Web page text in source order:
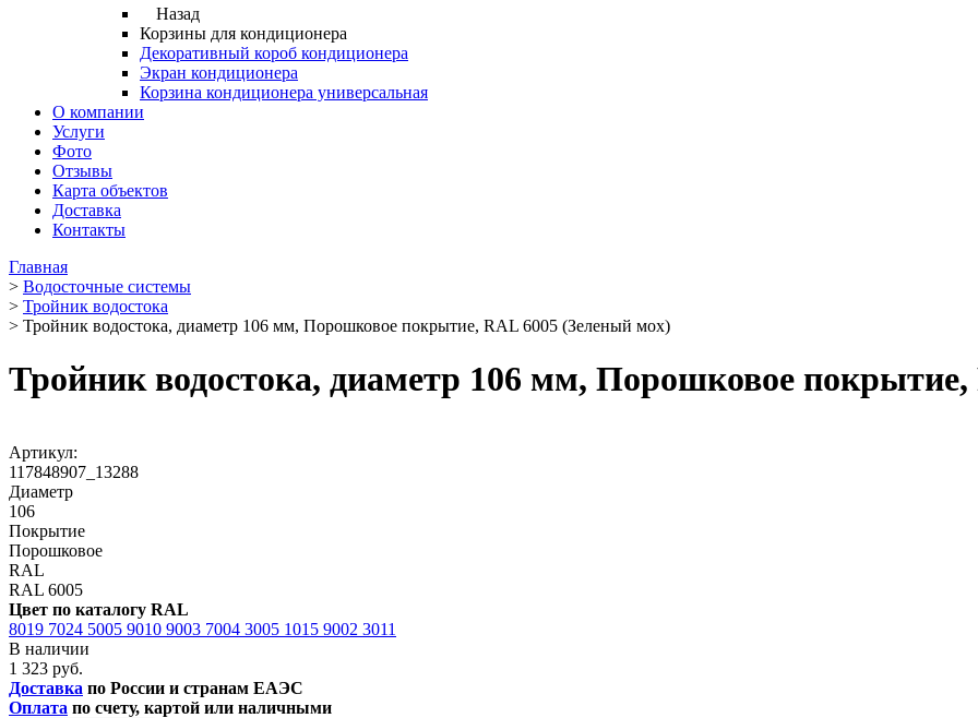
Назад
Корзины для кондиционера
Декоративный короб кондиционера
Экран кондиционера
Корзина кондиционера универсальная
О компании
Услуги
Фото
Отзывы
Карта объектов
Доставка
Контакты
Главная
> Водосточные системы
> Тройник водостока
> Тройник водостока, диаметр 106 мм, Порошковое покрытие, RAL 6005 (Зеленый мох)
Тройник водостока, диаметр 106 мм, Порошковое
Артикул:
117848907_13288
Диаметр
106
Покрытие
Порошковое
RAL
RAL 6005
Цвет по каталогу RAL
8019 7024 5005 9010 9003 7004 3005 1015 9002 3011
В наличии
1 323 руб.
Доставка по России и странам ЕАЭС
Оплата по счету, картой или наличными